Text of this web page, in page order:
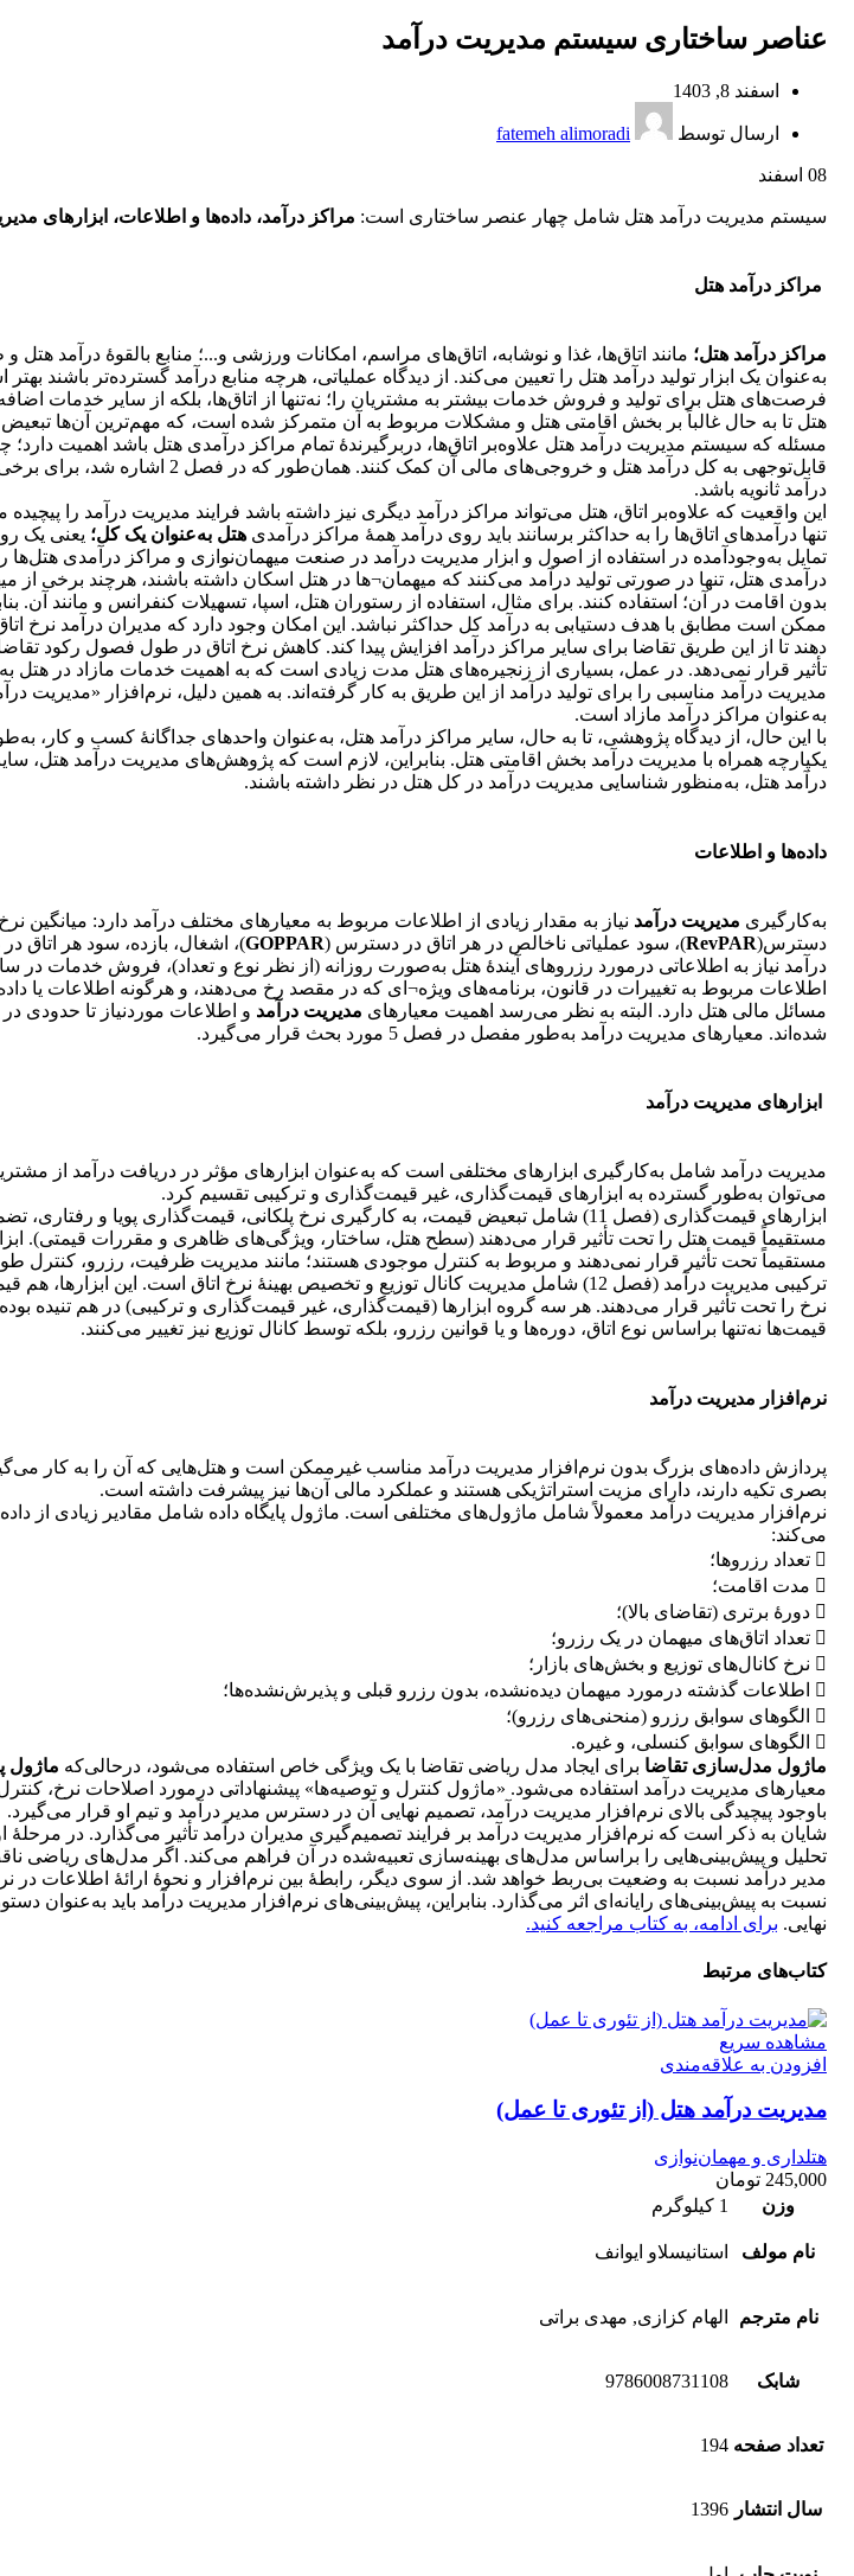
عناصر ساختاری سیستم مدیریت درآمد
اسفند 8, 1403
ارسال توسط fatemeh alimoradi
08 اسفند
سیستم مدیریت درآمد هتل شامل چهار عنصر ساختاری است: مراکز درآمد، داده‌ها و اطلاعات، ابزارهای
مراکز درآمد هتل
مراکز درآمد هتل؛ مانند اتاق‌ها، غذا و نوشابه، اتاق‌های مراسم، امکانات ورزشی و...؛ منابع بالقوۀ درآمد
به‌عنوان یک ابزار تولید درآمد هتل را تعیین می‌کند. از دیدگاه عملیاتی، هرچه منابع درآمد گسترده‌تر باشند
فرصت‌های هتل برای تولید و فروش خدمات بیشتر به مشتریان را؛ نه‌تنها از اتاق‌ها، بلکه از سایر خدمات
هتل تا به حال غالباً بر بخش اقامتی هتل و مشکلات مربوط به آن متمرکز شده است، که مهم‌ترین آن‌ها
مسئله که سیستم مدیریت درآمد هتل علاوه‌بر اتاق‌ها، دربرگیرندۀ تمام مراکز درآمدی هتل باشد اهمیت دارد؛
قابل‌توجهی به کل درآمد هتل و خروجی‌های
درآمد ثانویه باشد.
این واقعیت که علاوه‌بر اتاق، هتل می‌تواند مراکز درآمد دیگری نیز داشته باشد فرایند مدیریت درآمد را
تنها درآمدهای اتاق‌ها را به حداکثر برسانند باید روی درآمد همۀ مراکز درآمدی هتل به‌عنوان یک کل؛ یعنی یک
تمایل به‌وجود‌آمده در استفاده از اصول و ابزار مدیریت درآمد در صنعت میهمان‌نوازی و مراکز درآمدی هتل‌ها
درآمدی هتل، تنها در صورتی تولید درآمد می‌کنند که میهمان¬ها در هتل اسکان داشته باشند، هرچند برخی از
بدون اقامت در آن؛ استفاده کنند. برای مثال، استفاده از رستوران هتل، اسپا، تسهیلات کنفرانس و مانند آن.
ممکن است مطابق با هدف دستیابی به درآمد کل حداکثر نباشد. این امکان وجود دارد که مدیران درآمد نرخ
دهند تا از این طریق تقاضا برای سایر مراکز درآمد افزایش پیدا کند. کاهش نرخ اتاق در طول فصول رکود
تأثیر قرار نمی‌دهد. در عمل، بسیاری از زنجیره‌های هتل مدت زیادی است که به اهمیت خدمات مازاد در هتل
مدیریت درآمد مناسبی را برای تولید درآمد از این طریق به کار گرفته‌اند. به همین دلیل، نرم‌افزار «مدیریت
به‌عنوان مراکز درآمد مازاد است.
با این حال، از دیدگاه پژوهشی، تا به حال، سایر مراکز درآمد هتل، به‌عنوان واحدهای جداگانۀ کسب و کار،
یکپارچه همراه با مدیریت درآمد بخش اقامتی هتل. بنابراین، لازم است که پژوهش‌های مدیریت درآمد هتل،
درآمد هتل، به‌منظور شناسایی مدیریت درآمد در کل هتل در نظر داشته باشند.
داده‌ها و اطلاعات
به‌کارگیری مدیریت درآمد نیاز به مقدار زیادی از اطلاعات مربوط به معیارهای مختلف درآمد دارد: میانگین
دسترس(RevPAR)، سود عملیاتی ناخالص در هر اتاق در دسترس (GOPPAR)، اشغال، بازده، سود هر اتاق
درآمد نیاز به اطلاعاتی درمورد رزروهای آیندۀ هتل به‌صورت روزانه (از نظر نوع و تعداد)، فروش خدمات در
اطلاعات مربوط به تغییرات در قانون، برنامه‌های ویژه¬ای که در مقصد رخ می‌دهند، و هرگونه اطلاعات یا
مسائل مالی هتل دارد. البته به نظر می‌رسد اهمیت معیارهای مدیریت درآمد و اطلاعات موردنیاز تا حدودی
شده‌اند. معیارهای مدیریت درآمد به‌طور مفصل در فصل 5 مورد بحث قرار می‌گیرد.
ابزارهای مدیریت درآمد
مدیریت درآمد شامل به‌کارگیری ابزارهای مختلفی است که به‌عنوان ابزارهای مؤثر در دریافت درآمد از
می‌توان به‌طور گسترده به ابزارهای قیمت‌گذاری، غیر قیمت‌گذاری و ترکیبی تقسیم کرد.
ابزارهای قیمت‌گذاری (فصل 11) شامل تبعیض قیمت، به کارگیری نرخ پلکانی، قیمت‌گذاری
مستقیماً تحت تأثیر قرار نمی‌دهند و مربوط به کنترل موجودی هستند؛ مانند مدیریت ظرفیت، رزرو، کنترل
ترکیبی مدیریت درآمد (فصل 12) شامل مدیریت کانال توزیع و تخصیص بهینۀ نرخ اتاق است. این
نرخ را تحت تأثیر قرار می‌دهند. هر سه گروه ابزارها (قیمت‌گذاری، غیر قیمت‌گذاری و ترکیبی) در هم تنیده
قیمت‌ها نه‌تنها براساس نوع اتاق، دوره‌ها و یا قوانین رزرو، بلکه توسط کانال توزیع نیز تغییر می‌کنند.
نرم‌افزار مدیریت درآمد
پردازش داده‌های بزرگ بدون نرم‌افزار مدیریت درآمد مناسب غیرممکن است و هتل‌هایی که آن را به کار
بصری تکیه دارند، دارای مزیت استراتژیکی هستند و عملکرد مالی آن‌ها نیز پیشرفت داشته است.
نرم‌افزار مدیریت درآمد معمولاً شامل ماژول‌های مختلفی است. ماژول پایگاه داده شامل مقادیر زیادی از
می‌کند:
 تعداد رزروها؛
 مدت اقامت؛
 دورۀ برتری (تقاضای بالا)؛
 تعداد اتاق‌های میهمان در یک رزرو؛
 نرخ کانال‌های توزیع و بخش‌های بازار؛
 اطلاعات گذشته درمورد میهمان دیده‌نشده، بدون رزرو قبلی و پذیرش‌نشده‌ها؛
 الگوهای سوابق رزرو (منحنی‌های رزرو)؛
 الگوهای سوابق کنسلی، و غیره.
ماژول مدل‌سازی تقاضا برای ایجاد مدل ریاضی تقاضا با یک ویژگی خاص استفاده می‌شود، درحالی‌که ماژول
معیارهای مدیریت درآمد استفاده می‌شود. «ماژول کنترل و توصیه‌ها» پیشنهاداتی درمورد اصلاحات نرخ،
باوجود پیچیدگی بالای نرم‌افزار مدیریت درآمد، تصمیم نهایی آن در دسترس مدیر درآمد و تیم او قرار می‌گیرد.
شایان به ذکر است که نرم‌افزار مدیریت درآمد بر فرایند تصمیم‌گیری مدیران درآمد تأثیر می‌گذارد. در مرحلۀ
تحلیل و پیش‌بینی‌هایی را براساس مدل‌های بهینه‌سازی تعبیه‌شده در آن فراهم می‌کند. اگر مدل‌های ریاضی
مدیر درآمد نسبت به وضعیت بی‌ربط خواهد شد. از سوی دیگر، رابطۀ بین نرم‌افزار و نحوۀ ارائۀ اطلاعات در
نسبت به پیش‌بینی‌های رایانه‌ای اثر می‌گذارد. بنابراین، پیش‌بینی‌های نرم‌افزار مدیریت درآمد باید به‌عنوان
نهایی. برای ادامه،‌ به کتاب مراجعه کنید.
کتاب‌های مرتبط
مشاهده سریع
افزودن به علاقه‌مندی
مدیریت درآمد هتل (از تئوری تا عمل)
هتلداری و مهمان‌نوازی
245,000 تومان
وزن
1 کیلوگرم
نام مولف استانیسلاو ایوانف
نام مترجم الهام کزازی, مهدی براتی
شابک 9786008731108
تعداد صفحه 194
سال انتشار 1396